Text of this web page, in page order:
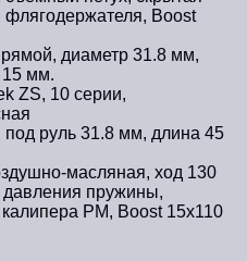
флягодержателя, Boost
диаметр 31.8 мм,
мм.
ZS, 10 серии,
руль 31.8 мм, длина 45
масляная, ход 130
давления пружины,
PM, Boost 15х110